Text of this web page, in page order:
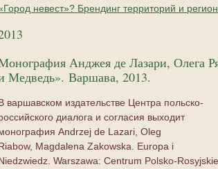
невест»? Брендинг территорий и
Анджея де Лазари, Олега
Медведь». Варшава, 2013.
варшавском издательстве Центра польско-
диалога и согласия выходит
Andrzej de Lazari, Oleg
Magdalena Zakowska. Europa i
Warszawa: Centrum Polsko-